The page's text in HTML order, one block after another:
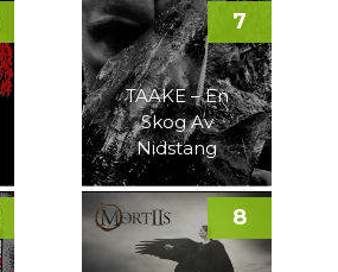
TAAKE – En
Skog Av
Nidstang
7
8